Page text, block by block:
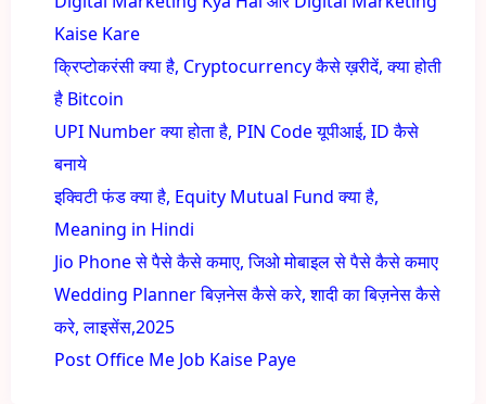
Kaise Kare
क्रिप्टोकरंसी क्या है, Cryptocurrency कैसे ख़रीदें, क्या होती
है Bitcoin
UPI Number क्या होता है, PIN Code यूपीआई, ID कैसे
बनाये
इक्विटी फंड क्या है, Equity Mutual Fund क्या है,
Meaning in Hindi
Jio Phone से पैसे कैसे कमाए, जिओ मोबाइल से पैसे कैसे कमाए
Wedding Planner बिज़नेस कैसे करे, शादी का बिज़नेस कैसे
करे, लाइसेंस,2025
Post Office Me Job Kaise Paye